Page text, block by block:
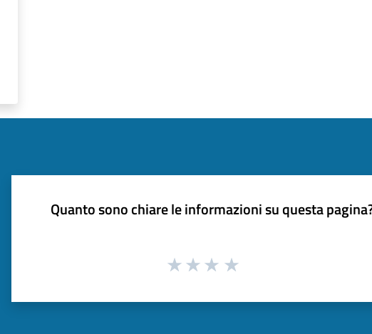
Quanto sono chiare le informazioni su questa